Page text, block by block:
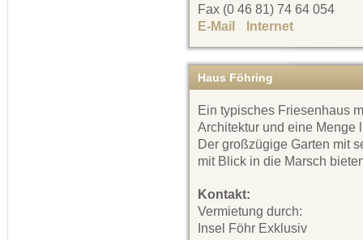
Fax (0 46 81) 74 64 054
E-Mail
Internet
Haus Föhring
Ein typisches Friesenhaus
Architektur und eine Menge
Der großzügige Garten mit
mit Blick in die Marsch
Kontakt:
Vermietung durch:
Insel Föhr Exklusiv